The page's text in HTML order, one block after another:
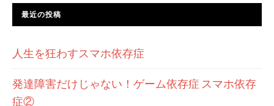
最近の投稿
人生を狂わすスマホ依存症
発達障害だけじゃない！ゲーム依存症 スマホ依存
症②